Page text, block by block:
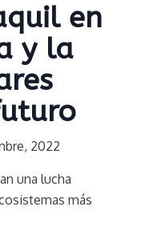
en
y la
2022
una lucha
más